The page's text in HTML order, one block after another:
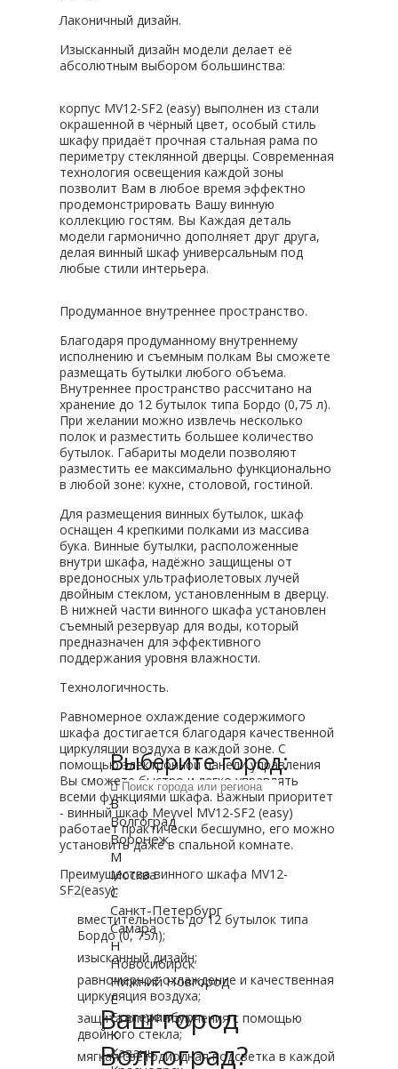
Лаконичный дизайн.
Изысканный дизайн модели делает её
абсолютным выбором большинства:
корпус MV12-SF2 (easy) выполнен из стали
окрашенной в чёрный цвет, особый стиль
шкафу придаёт прочная стальная рама по
периметру стеклянной дверцы. Современная
технология освещения каждой зоны
позволит Вам в любое время эффектно
продемонстрировать Вашу винную
коллекцию гостям. Вы Каждая деталь
модели гармонично дополняет друг друга,
делая винный шкаф универсальным под
любые стили интерьера.
Продуманное внутреннее пространство.
Благодаря продуманному внутреннему
исполнению и съемным полкам Вы сможете
размещать бутылки любого объема.
Внутреннее пространство рассчитано на
хранение до 12 бутылок типа Бордо (0,75 л).
При желании можно извлечь несколько
полок и разместить большее количество
бутылок. Габариты модели позволяют
разместить ее максимально функционально
в любой зоне: кухне, столовой, гостиной.
Для размещения винных бутылок, шкаф
оснащен 4 крепкими полками из массива
бука. Винные бутылки, расположенные
внутри шкафа, надёжно защищены от
вредоносных ультрафиолетовых лучей
двойным стеклом, установленным в дверцу.
В нижней части винного шкафа установлен
съемный резервуар для воды, который
предназначен для эффективного
поддержания уровня влажности.
Технологичность.
Равномерное охлаждение содержимого
шкафа достигается благодаря качественной
циркуляции воздуха в каждой зоне. С
помощью электронной панели управления
Вы сможете быстро и легко управлять
всеми функциями шкафа. Важный приоритет
- винный шкаф Meyvel MV12-SF2 (easy)
работает практически бесшумно, его можно
установить даже в спальной комнате.
Преимущества винного шкафа MV12-
SF2(easy):
вместительность до 12 бутылок типа
Бордо (0, 75л);
изысканный дизайн;
равномерное охлаждение и качественная
циркуляция воздуха;
защита от УФ-излучения с помощью
двойного стекла;
мягкая светодиодная подсветка в каждой
Ваш город
Волгоград?
Выберите город:
В
Волгоград
Воронеж
М
Москва
С
Санкт-Петербург
Самара
Н
Новосибирск
Нижний Новгород
Е
Екатеринбург
К
Казань